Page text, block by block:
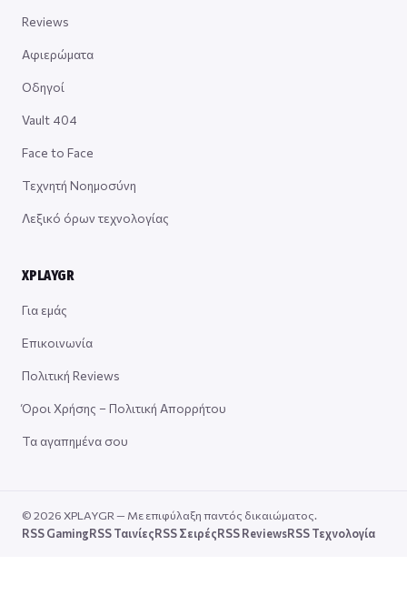
Reviews
Αφιερώματα
Οδηγοί
Vault 404
Face to Face
Τεχνητή Νοημοσύνη
Λεξικό όρων τεχνολογίας
XPLAYGR
Για εμάς
Επικοινωνία
Πολιτική Reviews
Όροι Χρήσης – Πολιτική Απορρήτου
Τα αγαπημένα σου
© 2026 XPLAYGR — Με επιφύλαξη παντός δικαιώματος.
RSS GamingRSS ΤαινίεςRSS ΣειρέςRSS ReviewsRSS Τεχνολογία